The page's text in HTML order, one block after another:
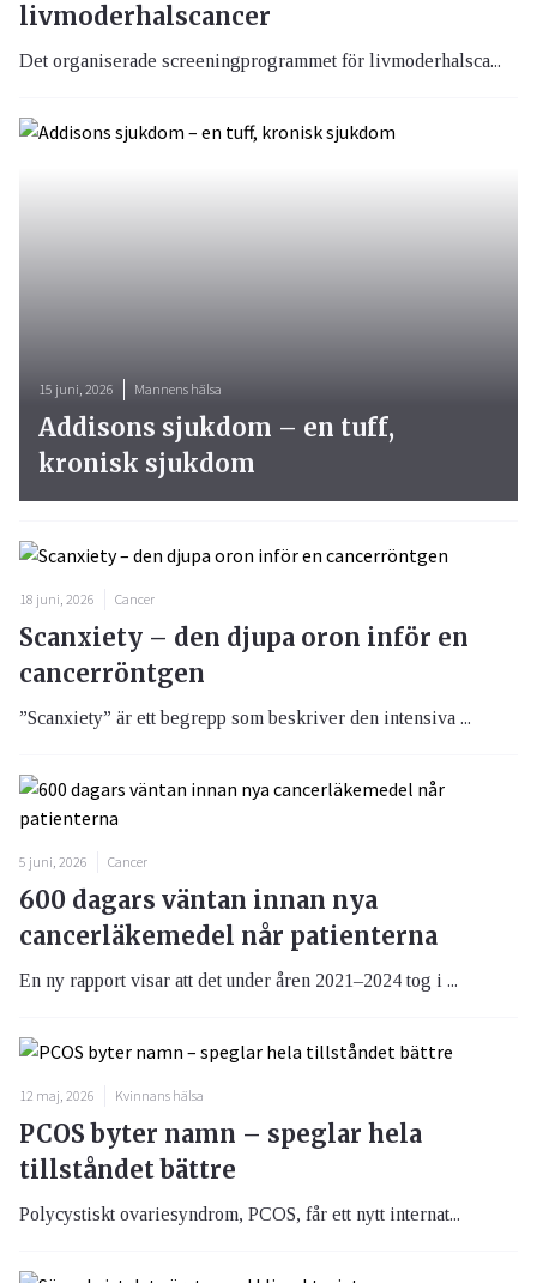
livmoderhalscancer
Det organiserade screeningprogrammet för livmoderhalsca...
15 juni, 2026 Mannens hälsa
Addisons sjukdom – en tuff,
kronisk sjukdom
18 juni, 2026 Cancer
Scanxiety – den djupa oron inför en
cancerröntgen
”Scanxiety” är ett begrepp som beskriver den intensiva ...
5 juni, 2026 Cancer
600 dagars väntan innan nya
cancerläkemedel når patienterna
En ny rapport visar att det under åren 2021–2024 tog i ...
12 maj, 2026 Kvinnans hälsa
PCOS byter namn – speglar hela
tillståndet bättre
Polycystiskt ovariesyndrom, PCOS, får ett nytt internat...